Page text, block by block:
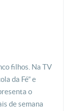
filhos. Na TV
da Fé” e
o
de semana